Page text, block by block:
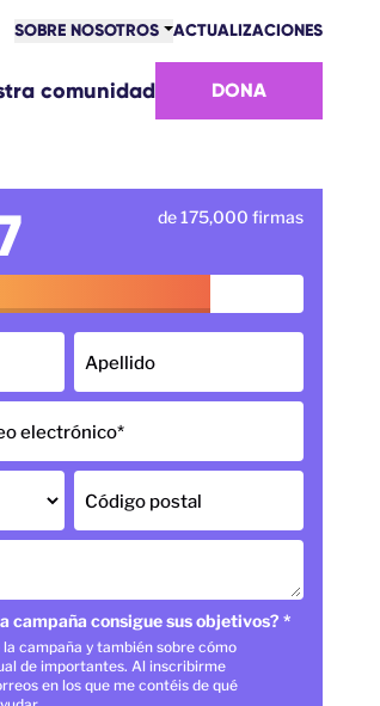
SOBRE NOSOTROS
FINANCIAMOS
ACTUALIZACIONES
comunidad DONA
de 175,000 firmas
Apellido
electrónico*
Código postal
campaña consigue sus objetivos? *
campaña y también sobre cómo
de importantes. Al inscribirme
en los que me contéis de qué